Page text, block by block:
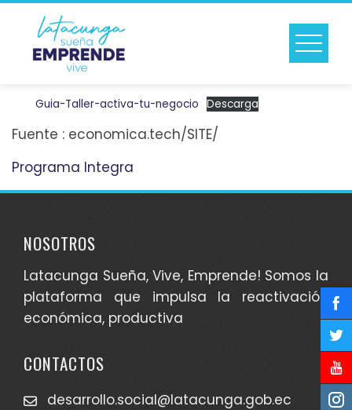
Skip
content
Guia-Taller-activa-tu-negocio Descarga
Fuente : economica.tech/SITE/
Programa Integra
NOSOTROS
Latacunga Sueña, Vive, Emprende! Somos la
plataforma que impulsa la reactivación
económica, productiva
CONTACTOS
desarrollo.social@latacunga.gob.ec